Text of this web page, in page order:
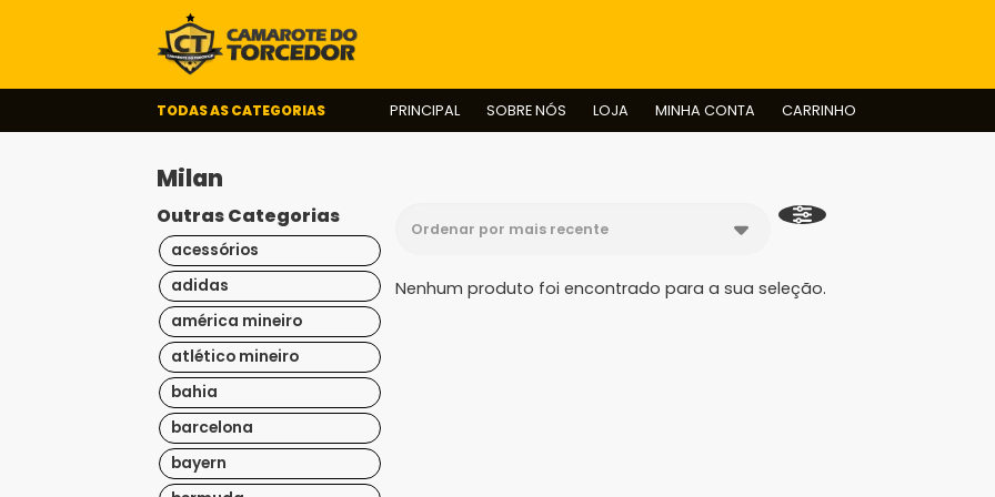
TODAS AS CATEGORIAS PRINCIPAL SOBRE NÓS LOJA MINHA CONTA CARRINHO
Milan
Outras Categorias
acessórios
adidas
américa mineiro
atlético mineiro
bahia
barcelona
bayern
Nenhum produto foi encontrado para a sua seleção.